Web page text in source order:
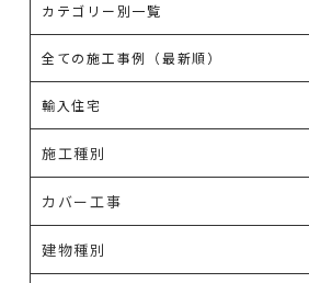
カテゴリー別一覧
全ての施工事例（最新順）
輸入住宅
施工種別
カバー工事
建物種別